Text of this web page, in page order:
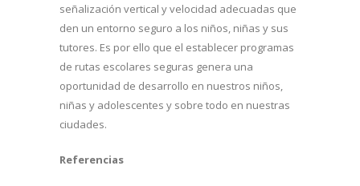
señalización vertical y velocidad adecuadas que
den un entorno seguro a los niños, niñas y sus
tutores. Es por ello que el establecer programas
de rutas escolares seguras genera una
oportunidad de desarrollo en nuestros niños,
niñas y adolescentes y sobre todo en nuestras
ciudades.
Referencias